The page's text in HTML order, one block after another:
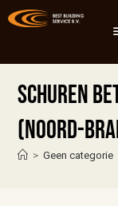
Schuren
(Noord-
> Geen categorie